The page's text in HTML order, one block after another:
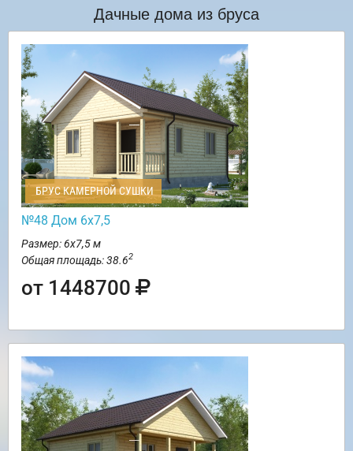
Дачные дома из бруса
БРУС КАМЕРНОЙ СУШКИ
№48 Дом 6х7,5
Размер: 6х7,5 м
Общая площадь: 38.62
от 1448700